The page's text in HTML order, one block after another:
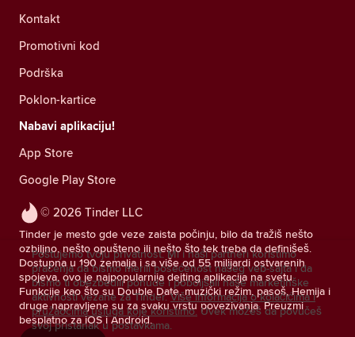
© 2026 Tinder LLC
Tinder je mesto gde veze zaista počinju, bilo da tražiš nešto
ozbiljno, nešto opušteno ili nešto što tek treba da definišeš.
Dostupna u 190 zemalja i sa više od 55 milijardi ostvarenih
spojeva, ovo je najpopularnija dejting aplikacija na svetu.
Funkcije kao što su Double Date, muzički režim, pasoš, Hemija i
druge napravljene su za svaku vrstu povezivanja. Preuzmi
besplatno za iOS i Android.
Kontakt
Promotivni kod
Podrška
Poklon-kartice
Nabavi aplikaciju!
App Store
Google Play Store
Poštujemo tvoju privatnost. Mi i naši partneri koristimo
praćenja da bismo merili posećenost našeg veb-sajta i da
bismo ti obezbedili ponude i poboljšali naše marketinške
aktivnosti vezane za Tinder. Više informacija o kolačićima i
pružaocima usluga koje koristimo. Uvek možeš da povučeš
svoj pristanak u postavkama.